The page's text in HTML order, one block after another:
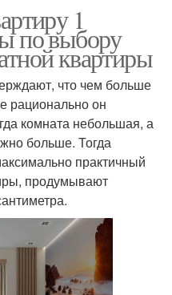
1
по выбору
квартиры
что чем больше
рационально он
комната небольшая, а
больше. Тогда
практичный
продумывают